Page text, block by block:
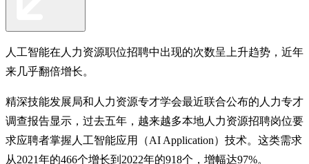
人工智能在人力资源职位招聘中出现的次数呈上升趋势，近年
来几乎翻倍增长。
精深技能发展局和人力资源专才学会最近联合公布的人力专才
调查报告显示，过去五年，越来越多本地人力资源招聘岗位要
求应聘者掌握人工智能应用（AI Application）技术。这类需求
从2021年的466个增长到2022年的918个，增幅达97%。